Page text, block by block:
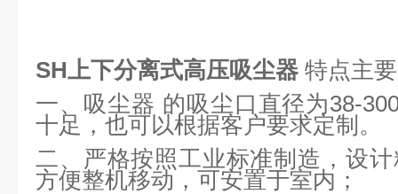
SH上下分离式高压吸尘器 特点主
一、吸尘器 的吸尘口直径为38-
十足，也可以根据客户要求定制。
二、严格按照工业标准制造，设
方便整机移动，可安置于室内；